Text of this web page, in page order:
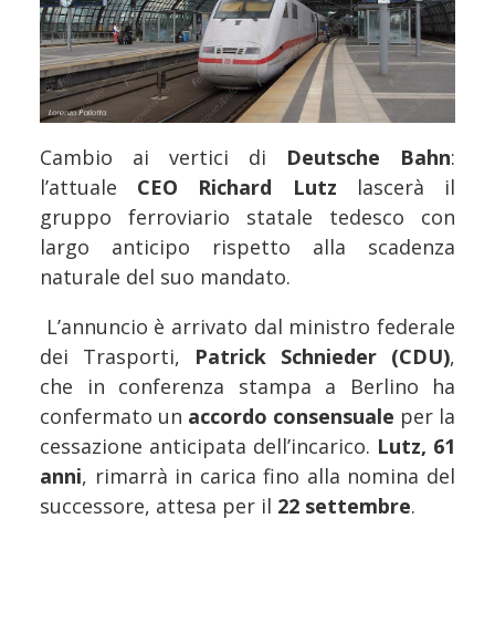
Cambio ai vertici di Deutsche Bahn:
l’attuale CEO Richard Lutz lascerà il
gruppo ferroviario statale tedesco con
largo anticipo rispetto alla scadenza
naturale del suo mandato.
L’annuncio è arrivato dal ministro federale
dei Trasporti, Patrick Schnieder (CDU),
che in conferenza stampa a Berlino ha
confermato un accordo consensuale per la
cessazione anticipata dell’incarico. Lutz, 61
anni, rimarrà in carica fino alla nomina del
successore, attesa per il 22 settembre.